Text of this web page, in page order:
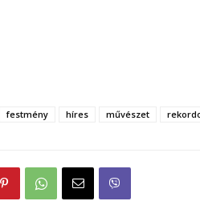
festmény híres művészet